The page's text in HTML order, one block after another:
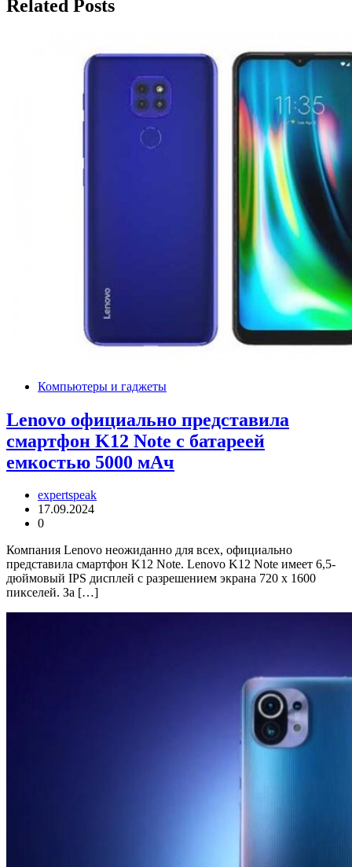
Related Posts
Компьютеры и гаджеты
Lenovo официально представила
смартфон K12 Note с батареей
емкостью 5000 мАч
expertspeak
17.09.2024
0
Компания Lenovo неожиданно для всех, официально
представила смартфон K12 Note. Lenovo K12 Note имеет 6,5-
дюймовый IPS дисплей с разрешением экрана 720 x 1600
пикселей. За […]